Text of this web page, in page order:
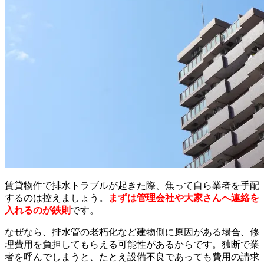
賃貸物件で排水トラブルが起きた際、焦って自ら業者を手配
するのは控えましょう。
まずは管理会社や大家さんへ連絡を
入れるのが鉄則 です。
なぜなら、排水管の老朽化など建物側に原因がある場合、修
理費用を負担してもらえる可能性があるからです。独断で業
者を呼んでしまうと、たとえ設備不良であっても費用の請求